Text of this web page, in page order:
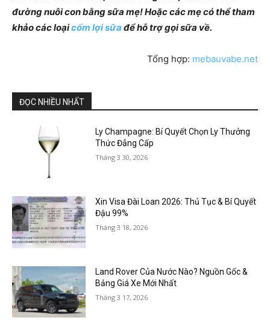
đường nuôi con bằng sữa mẹ! Hoặc các mẹ có thể tham
khảo các loạicốm lợi sữa để hỗ trợ gọi sữa về.
Tổng hợp: mebauvabe.net
ĐỌC NHIỀU NHẤT
Ly Champagne: Bí Quyết Chọn Ly Thưởng
Thức Đẳng Cấp
Tháng 3 30, 2026
Xin Visa Đài Loan 2026: Thủ Tục & Bí Quyết
Đậu 99%
Tháng 3 18, 2026
Land Rover Của Nước Nào? Nguồn Gốc &
Bảng Giá Xe Mới Nhất
Tháng 3 17, 2026